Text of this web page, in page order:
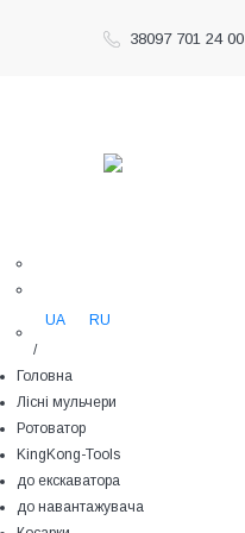
38097 701 24 00
UA
/
RU
Головна
Лісні мульчери
Ротоватор
KingKong-Tools
до екскаватора
до навантажувача